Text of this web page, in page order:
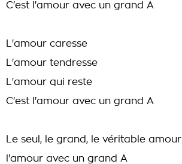
C'est l'amour avec un grand A
L'amour caresse
L'amour tendresse
L'amour qui reste
C'est l'amour avec un grand A
Le seul, le grand, le véritable amour
l'amour avec un grand A